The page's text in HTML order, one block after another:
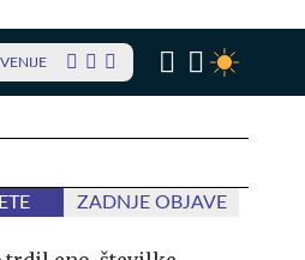
ZADNJE OBJAVE